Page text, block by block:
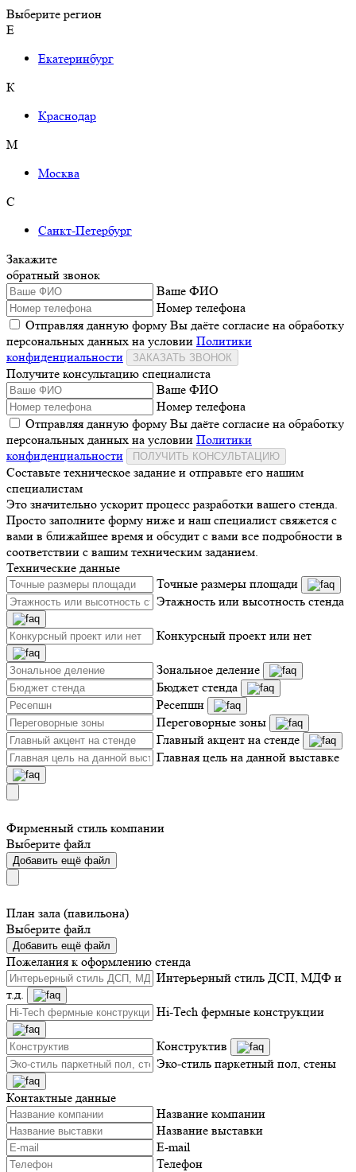
Выберите регион
Е
Екатеринбург
К
Краснодар
М
Москва
С
Санкт-Петербург
Закажите
обратный звонок
Ваше ФИО
Номер телефона
Отправляя данную форму Вы даёте согласие на обработку
персональных данных на условии Политики
конфиденциальности
ЗАКАЗАТЬ ЗВОНОК
Получите консультацию специалиста
Ваше ФИО
Номер телефона
Отправляя данную форму Вы даёте согласие на обработку
персональных данных на условии Политики
конфиденциальности
ПОЛУЧИТЬ КОНСУЛЬТАЦИЮ
Составьте техническое задание и отправьте его нашим
специалистам
Это значительно ускорит процесс разработки вашего стенда.
Просто заполните форму ниже и наш специалист свяжется с
вами в ближайшее время и обсудит с вами все подробности в
соответствии с вашим техническим заданием.
Технические данные
Точные размеры площади
Этажность или высотность стенда
Конкурсный проект или нет
Зональное деление
Бюджет стенда
Ресепшн
Переговорные зоны
Главный акцент на стенде
Главная цель на данной выставке
Фирменный стиль компании
Выберите файл
Добавить ещё файл
План зала (павильона)
Выберите файл
Добавить ещё файл
Пожелания к оформлению стенда
Интерьерный стиль ДСП, МДФ и
т.д.
Hi-Tech фермные конструкции
Конструктив
Эко-стиль паркетный пол, стены
Контактные данные
Название компании
Название выставки
E-mail
Телефон